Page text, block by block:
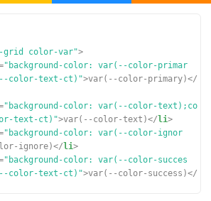
grid color-var">
"background-color: var(--color-primar
color-text-ct)">var(--color-primary)</
"background-color: var(--color-text);co
text-ct)">var(--color-text)</ li>
"background-color: var(--color-ignor
ignore)</ li>
"background-color: var(--color-succes
color-text-ct)">var(--color-success)</